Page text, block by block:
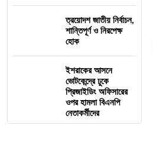
ত্রয়োদশ জাতীয় নির্বাচন,
শান্তিপূর্ণ ও নিরপেক্ষ
হোক
ইশরাকের আসনে
ভোটকেন্দ্রে ঢুকে
প্রিজাইডিং অফিসারের
ওপর হামলা বিএনপি
নেতাকর্মীদের